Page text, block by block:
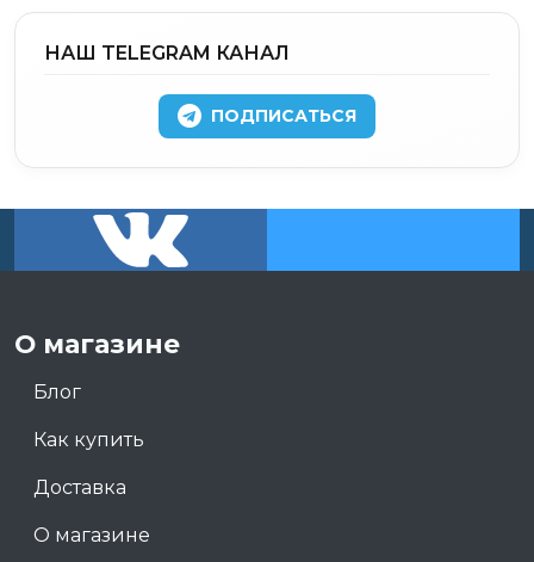
НАШ TELEGRAM КАНАЛ
ПОДПИСАТЬСЯ
О магазине
Блог
Как купить
Доставка
О магазине